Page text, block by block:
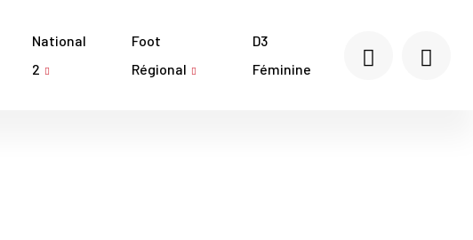
National
2
Foot
Régional
D3
Féminine